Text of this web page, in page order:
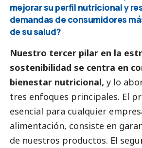
mejorar su perfil nutricional y
demandas de consumidores
de su salud?
Nuestro tercer pilar en la
sostenibilidad se centra en
bienestar nutricional, y lo
tres enfoques principales. El
esencial para cualquier
alimentación, consiste en
de nuestros productos. El